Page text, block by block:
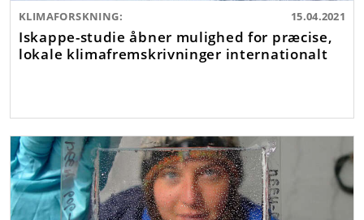
KLIMAFORSKNING: 15.04.2021
Iskappe-studie åbner mulighed for præcise,
lokale klimafremskrivninger internationalt